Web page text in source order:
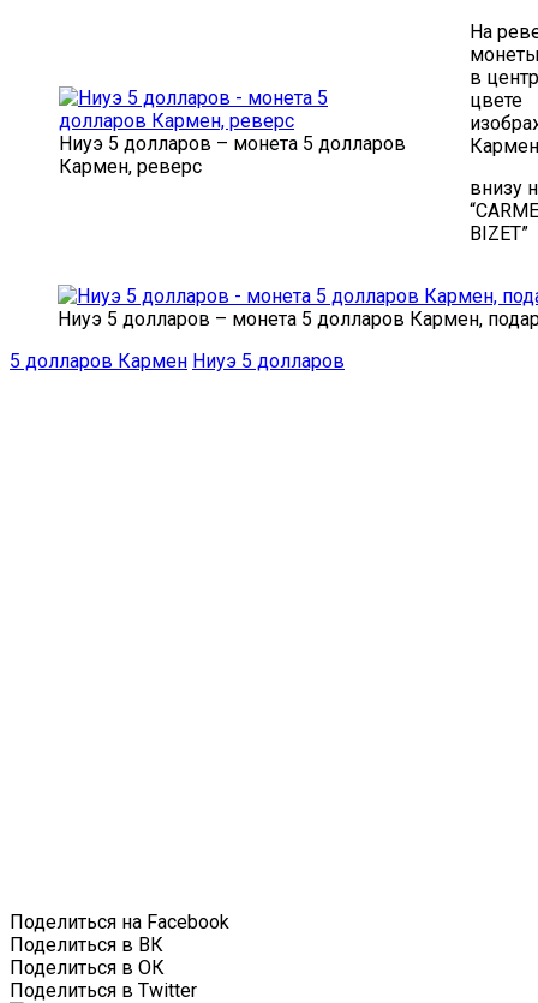
Ниуэ 5 долларов – монета 5 долларов
Кармен, реверс
На
в
цвете
Кармен
внизу
BIZET”
Ниуэ 5 долларов – монета 5 долларов Кармен,
5 долларов Кармен Ниуэ 5 долларов
Поделиться на Facebook
Поделиться в ВК
Поделиться в ОК
Поделиться в Twitter